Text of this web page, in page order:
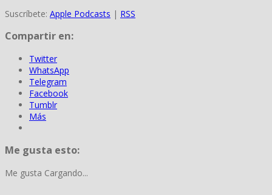
Suscríbete: Apple Podcasts | RSS
Compartir en:
Twitter
WhatsApp
Telegram
Facebook
Tumblr
Más
Me gusta esto:
Me gusta Cargando...